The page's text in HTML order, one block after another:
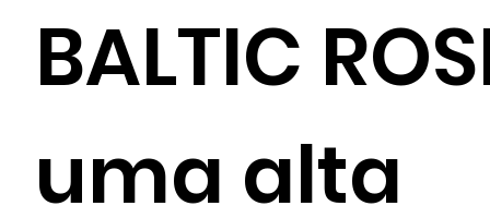
BALTIC
uma alta